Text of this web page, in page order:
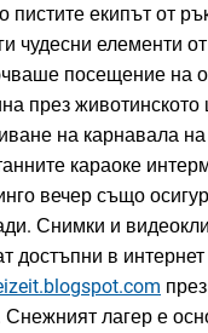
пистите екипът от
чудесни елементи
посещение на
през животинското
на карнавала
караоке
вечер също
Снимки и
достъпни в
лагер е